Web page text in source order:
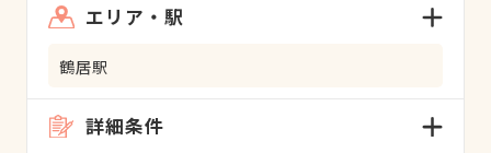
エリア・駅
鶴居駅
詳細条件